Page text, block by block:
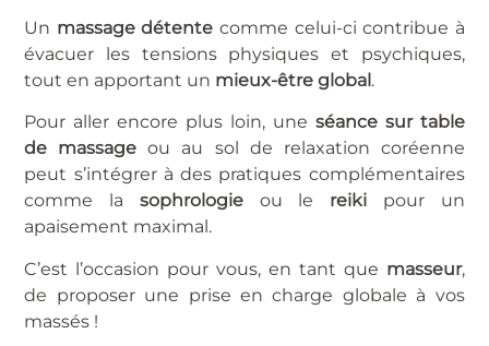
Un massage détente comme celui-ci contribue à
évacuer les tensions physiques et psychiques,
tout en apportant un mieux-être global.
Pour aller encore plus loin, une séance sur table
de massage ou au sol de relaxation coréenne
peut s’intégrer à des pratiques complémentaires
comme la sophrologieou le reiki pour un
apaisement maximal.
C’est l’occasion pour vous, en tant que masseur,
de proposer une prise en charge globale à vos
massés !